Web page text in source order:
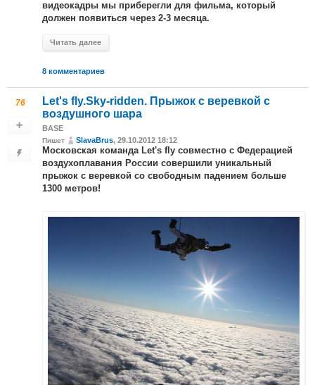
видеокадры мы приберегли для фильма, который
должен появиться через 2-3 месяца.
Читать далее
8 комментариев
76
Let's fly.Sky-ridden. Прыжок с веревкой с
воздушного шара
BASE
Пишет SlavaBrus, 29.10.2012 18:12
Московская команда Let's fly совместно с Федерацией
воздухоплавания России совершили уникальный
прыжок с веревкой со свободным падением больше
1300 метров!